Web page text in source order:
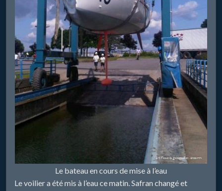
Le bateau en cours de mise à l’eau
Le voilier a été mis à l’eau ce matin. Safran changé et